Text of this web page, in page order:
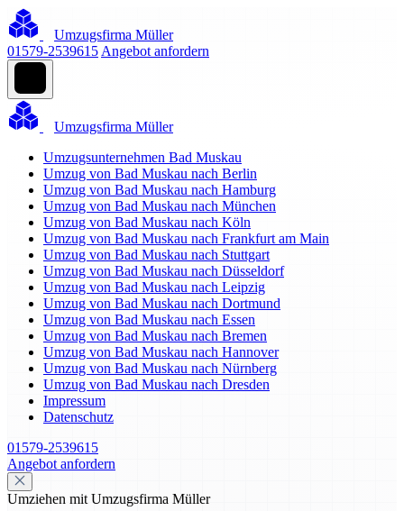
Umzugsfirma Müller
01579-2539615 Angebot anfordern
Umzugsfirma Müller
Umzugsunternehmen Bad Muskau
Umzug von Bad Muskau nach Berlin
Umzug von Bad Muskau nach Hamburg
Umzug von Bad Muskau nach München
Umzug von Bad Muskau nach Köln
Umzug von Bad Muskau nach Frankfurt am Main
Umzug von Bad Muskau nach Stuttgart
Umzug von Bad Muskau nach Düsseldorf
Umzug von Bad Muskau nach Leipzig
Umzug von Bad Muskau nach Dortmund
Umzug von Bad Muskau nach Essen
Umzug von Bad Muskau nach Bremen
Umzug von Bad Muskau nach Hannover
Umzug von Bad Muskau nach Nürnberg
Umzug von Bad Muskau nach Dresden
Impressum
Datenschutz
01579-2539615
Angebot anfordern
Umziehen mit Umzugsfirma Müller